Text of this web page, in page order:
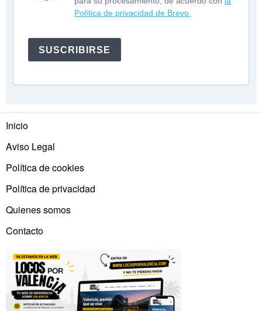
Política de privacidad de Brevo.
SUSCRIBIRSE
Inicio
Aviso Legal
Política de cookies
Política de privacidad
Quienes somos
Contacto